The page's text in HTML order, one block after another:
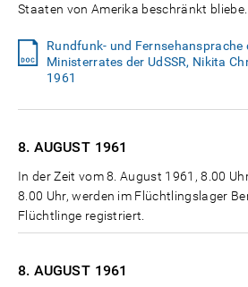
Staaten von Amerika beschränkt bliebe.
Rundfunk- und Fernsehansprache
Ministerrates der UdSSR, Nikita
1961
8. AUGUST 1961
In der Zeit vom 8. August 1961, 8.00
8.00 Uhr, werden im Flüchtlingslager
Flüchtlinge registriert.
8. AUGUST 1961